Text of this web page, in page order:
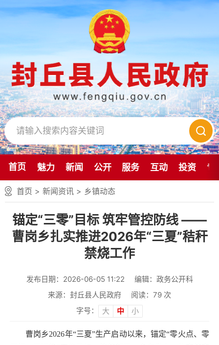
首页 魅力 新闻 公开 服务 互动 投资 专
首页 > 新闻资讯 > 乡镇动态
锚定“三零”目标 筑牢管控防线 ——
曹岗乡扎实推进2026年“三夏”秸秆
禁烧工作
发布日期：2026-06-05 11:22
编辑：政务公开科
来源：封丘县人民政府
阅读： 79 次
字号：
大 中 小
曹岗乡2026年“三夏”生产启动以来，锚定“零火点、零